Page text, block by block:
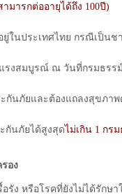
ามารกต่ออายุได้ถึง 100ปี)
ในประเทศไทย กรณีเป็น
รงสมบูรณ์ ณ วันที่กรมธรร
กันภัยและต้องแถลงสุขภา
กันภัยได้สูงสุดไม่เกิน 1 กร
อง
อรัง หรือโรคที่ยังไม่ได้รัก